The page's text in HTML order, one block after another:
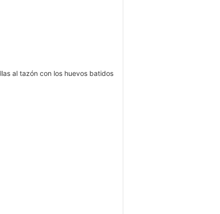
al tazón con los huevos batidos